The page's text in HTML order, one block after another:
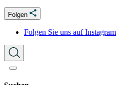
Folgen
Folgen Sie uns auf Instagram